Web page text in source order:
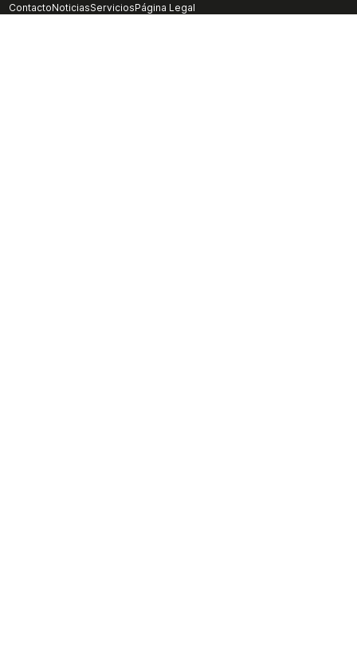
ContactoNoticiasServiciosPágina Legal